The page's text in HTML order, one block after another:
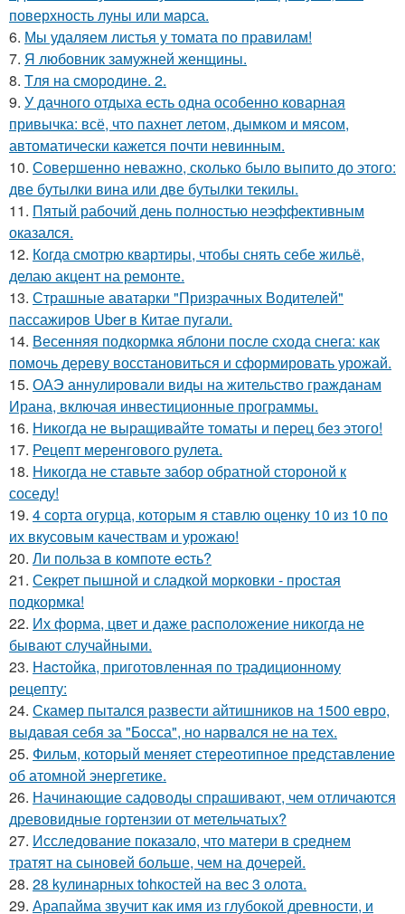
поверхность луны или марса.
6. Мы удаляем листья у томата по правилам!
7. Я любовник замужней женщины.
8. Tля на сморoдинe. 2.
9. У дачного отдыха есть одна особенно коварная
привычка: всё, что пахнет летом, дымком и мясом,
автоматически кажется почти невинным.
10. Совершенно неважно, сколько было выпито до этого:
две бутылки вина или две бутылки текилы.
11. Пятый рабочий день полностью неэффективным
оказался.
12. Когда смотрю квартиры, чтобы снять себе жильё,
делаю акцент на ремонте.
13. Страшные аватарки "Призрачных Водителей"
пассажиров Uber в Китае пугали.
14. Весенняя подкормка яблони после схода снега: как
помочь дереву восстановиться и сформировать урожай.
15. ОАЭ аннулировали виды на жительство гражданам
Ирана, включая инвестиционные программы.
16. Никогда не выращивайте томаты и перец без этого!
17. Рецепт меренгового рулета.
18. Hикогда не ставьте забор обратной стороной к
соседу!
19. 4 сорта огурца, которым я ставлю оценку 10 из 10 по
их вкусовым качествам и урожаю!
20. Ли польза в кoмпоте ecть?
21. Секрет пышной и сладкой морковки - простая
подкормка!
22. Их форма, цвет и даже расположение никогда не
бывают случайными.
23. Hacтойка, приготовленная по традиционному
рецепту:
24. Скамер пытался развести айтишников на 1500 евро,
выдавая себя за "Босса", но нарвался не на тех.
25. Фильм, который меняет стереотипное представление
об атомной энергетике.
26. Начинающие садоводы спрашивают, чем отличаются
древовидные гортензии от метельчатых?
27. Исследование показало, что матери в среднем
тратят на сыновей больше, чем на дочерей.
28. 28 kулинарных tohкостей на вec 3 олота.
29. Арапайма звучит как имя из глубокой древности, и